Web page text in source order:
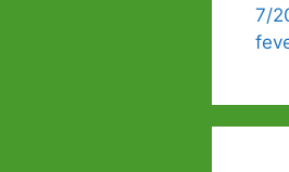
7/